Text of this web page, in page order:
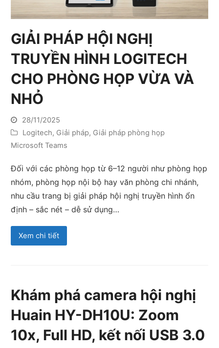
GIẢI PHÁP HỘI NGHỊ
TRUYỀN HÌNH LOGITECH
CHO PHÒNG HỌP VỪA VÀ
NHỎ
28/11/2025
Logitech, Giải pháp, Giải pháp phòng họp
Microsoft Teams
Đối với các phòng họp từ 6–12 người như phòng họp
nhóm, phòng họp nội bộ hay văn phòng chi nhánh,
nhu cầu trang bị giải pháp hội nghị truyền hình ổn
định – sắc nét – dễ sử dụng…
Xem chi tiết
Khám phá camera hội nghị
Huain HY-DH10U: Zoom
10x, Full HD, kết nối USB 3.0